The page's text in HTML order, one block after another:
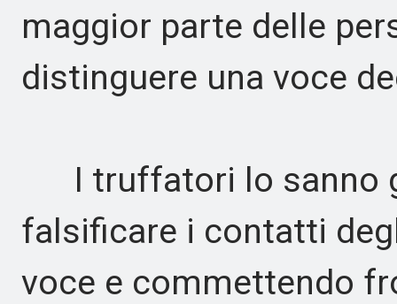
maggior parte delle
distinguere una voce
I truffatori lo sanno
falsificare i contatti
voce e commettendo